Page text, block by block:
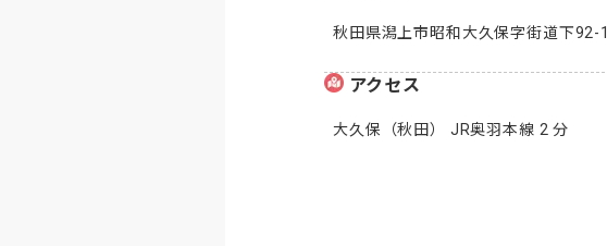
秋田県潟上市昭和大久保字街道下92-1
アクセス
大久保（秋田） JR奥羽本線 2 分